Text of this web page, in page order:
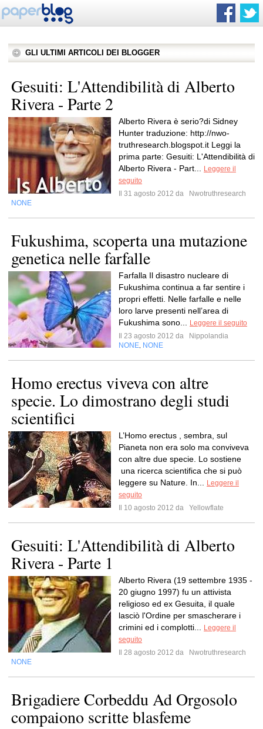
GLI ULTIMI ARTICOLI DEI BLOGGER
Gesuiti: L'Attendibilità di Alberto
Rivera - Parte 2
Alberto Rivera è serio?di Sidney
Hunter traduzione: http://nwo-
truthresearch.blogspot.it Leggi la
prima parte: Gesuiti: L'Attendibilità di
Alberto Rivera - Part...
Leggere il
seguito
Il 31 agosto 2012 da
Nwotruthresearch
NONE
Fukushima, scoperta una mutazione
genetica nelle farfalle
Farfalla Il disastro nucleare di
Fukushima continua a far sentire i
propri effetti. Nelle farfalle e nelle
loro larve presenti nell’area di
Fukushima sono...
Leggere il seguito
Il 23 agosto 2012 da
Nippolandia
NONE NONE
Homo erectus viveva con altre
specie. Lo dimostrano degli studi
scientifici
L’Homo erectus , sembra, sul
Pianeta non era solo ma conviveva
con altre due specie. Lo sostiene
una ricerca scientifica che si può
leggere su Nature. In...
Leggere il
seguito
Il 10 agosto 2012 da
Yellowflate
Gesuiti: L'Attendibilità di Alberto
Rivera - Parte 1
Alberto Rivera (19 settembre 1935 -
20 giugno 1997) fu un attivista
religioso ed ex Gesuita, il quale
lasciò l'Ordine per smascherare i
crimini ed i complotti...
Leggere il
seguito
Il 28 agosto 2012 da
Nwotruthresearch
NONE
Brigadiere Corbeddu Ad Orgosolo
compaiono scritte blasfeme